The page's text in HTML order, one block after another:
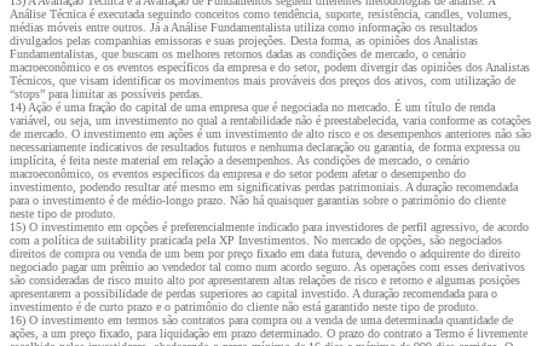
Análise Técnica é executada seguindo conceitos como tendência, suporte, resistência, candles, volumes,
médias móveis entre outros. Já a Análise Fundamentalista utiliza como informação os resultados
divulgados pelas companhias emissoras e suas projeções. Desta forma, as opiniões dos Analistas
Fundamentalistas, que buscam os melhores retornos dadas as condições de mercado, o cenário
macroeconômico e os eventos específicos da empresa e do setor, podem divergir das opiniões dos Analistas
Técnicos, que visam identificar os movimentos mais prováveis dos preços dos ativos, com utilização de
“stops” para limitar as possíveis perdas.
14) Ação é uma fração do capital de uma empresa que é negociada no mercado. É um título de renda
variável, ou seja, um investimento no qual a rentabilidade não é preestabelecida, varia conforme as cotações
de mercado. O investimento em ações é um investimento de alto risco e os desempenhos anteriores não são
necessariamente indicativos de resultados futuros e nenhuma declaração ou garantia, de forma expressa ou
implícita, é feita neste material em relação a desempenhos. As condições de mercado, o cenário
macroeconômico, os eventos específicos da empresa e do setor podem afetar o desempenho do
investimento, podendo resultar até mesmo em significativas perdas patrimoniais. A duração recomendada
para o investimento é de médio-longo prazo. Não há quaisquer garantias sobre o patrimônio do cliente
neste tipo de produto.
15) O investimento em opções é preferencialmente indicado para investidores de perfil agressivo, de acordo
com a política de suitability praticada pela XP Investimentos. No mercado de opções, são negociados
direitos de compra ou venda de um bem por preço fixado em data futura, devendo o adquirente do direito
negociado pagar um prêmio ao vendedor tal como num acordo seguro. As operações com esses derivativos
são consideradas de risco muito alto por apresentarem altas relações de risco e retorno e algumas posições
apresentarem a possibilidade de perdas superiores ao capital investido. A duração recomendada para o
investimento é de curto prazo e o patrimônio do cliente não está garantido neste tipo de produto.
16) O investimento em termos são contratos para compra ou a venda de uma determinada quantidade de
ações, a um preço fixado, para liquidação em prazo determinado. O prazo do contrato a Termo é livremente